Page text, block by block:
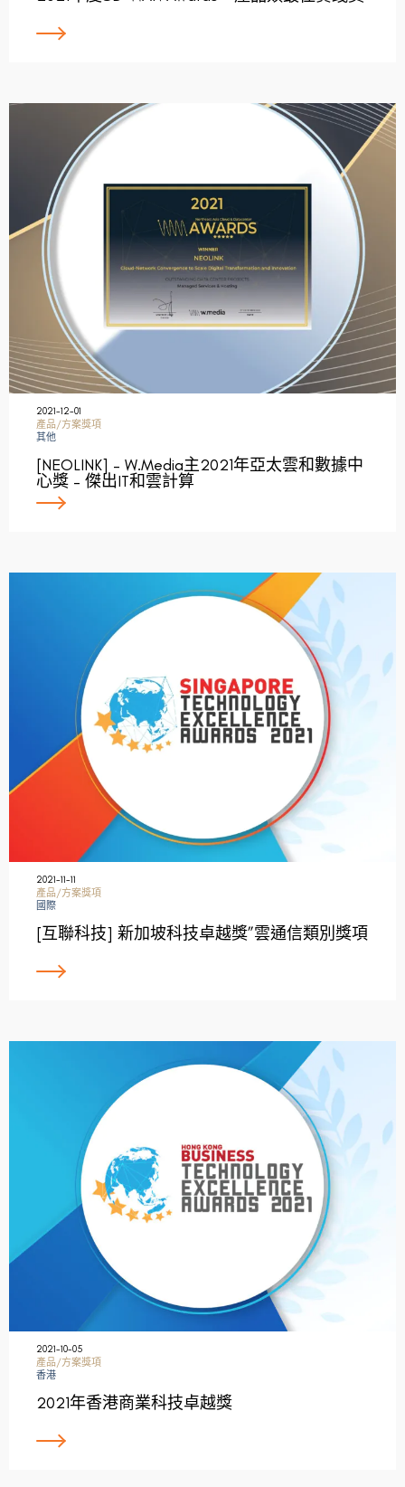
2021-12-01
產品/方案獎項
其他
[NEOLINK] – W.Media主2021年亞太雲和數據中
心獎 – 傑出IT和雲計算
2021-11-11
產品/方案獎項
國際
[互聯科技] 新加坡科技卓越獎”雲通信類別獎項
2021-10-05
產品/方案獎項
香港
2021年香港商業科技卓越獎